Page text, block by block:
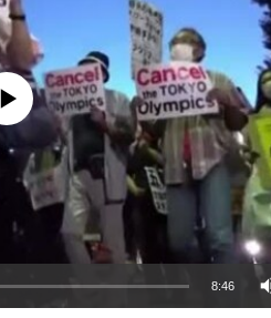
currently available
8:46